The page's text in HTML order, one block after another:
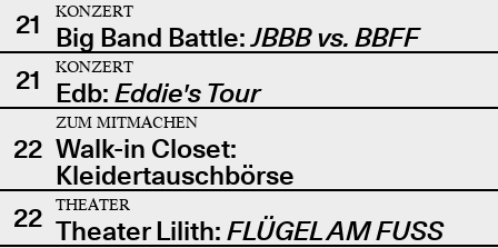
21
KONZERT
Big Band Battle:JBBB vs. BBFF
21
KONZERT
Edb: Eddie's Tour
22
ZUM MITMACHEN
Walk-in Closet:
Kleidertauschbörse
22
THEATER
Theater Lilith: FLÜGEL AM FUSS